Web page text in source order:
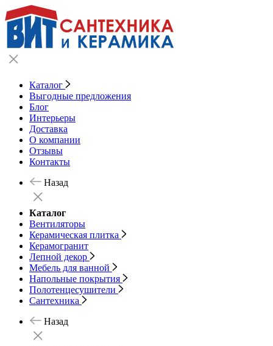
Каталог
Выгодные предложения
Блог
Интерьеры
Доставка
О компании
Отзывы
Контакты
Назад
Каталог
Вентиляторы
Керамическая плитка
Керамогранит
Лепной декор
Мебель для ванной
Напольные покрытия
Полотенцесушители
Сантехника
Назад